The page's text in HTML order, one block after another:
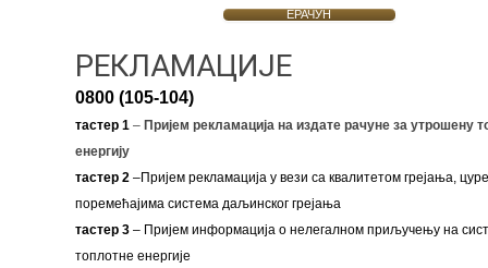
ЕРАЧУН
РЕКЛАМАЦИЈЕ
0800 (105-104)
тастер 1–Пријем рекламација на издате рачуне за утрошену
енергију
тастер 2–Пријем рекламација у вези са квалитетом грејања,
поремећајима система даљинског грејања
тастер 3– Пријем информација о нелегалном приључењу на
топлотне енергије